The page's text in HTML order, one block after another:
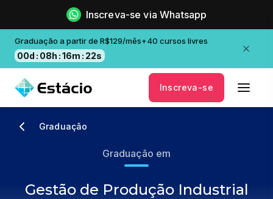
Inscreva-se via Whatsapp
Graduação a partir de R$129/mês+40 cursos livres
00d : 08h :16m : 21s
Inscreva-se
Graduação
Graduação em
Gestão de Produção Industrial